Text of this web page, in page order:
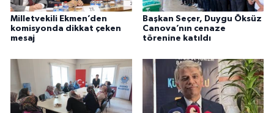
Milletvekili Ekmen’den
komisyonda dikkat çeken
mesaj
Başkan Seçer, Duygu Öksüz
Canova’nın cenaze
törenine katıldı